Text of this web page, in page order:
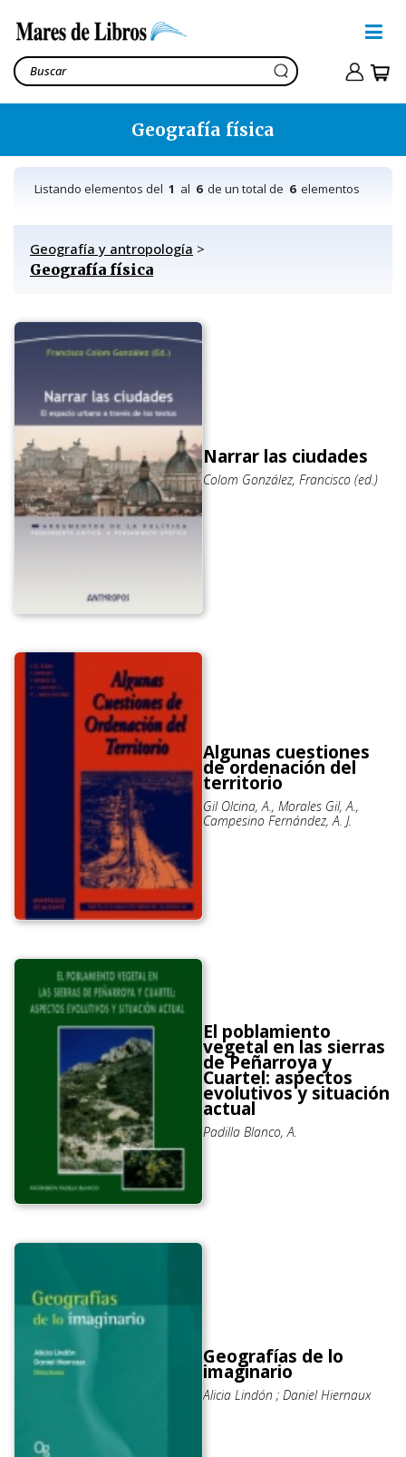
Geografía física
Listando elementos del 1 al 6de un total de 6elementos
Geografía y antropología >
Geografía física
Narrar las ciudades
Colom González, Francisco (ed.)
Algunas cuestiones
de ordenación del
territorio
Gil Olcina, A., Morales Gil, A.,
Campesino Fernández, A. J.
El poblamiento
vegetal en las sierras
de Peñarroya y
Cuartel: aspectos
evolutivos y situación
actual
Padilla Blanco, A.
Geografías de lo
imaginario
Alicia Lindón ; Daniel Hiernaux